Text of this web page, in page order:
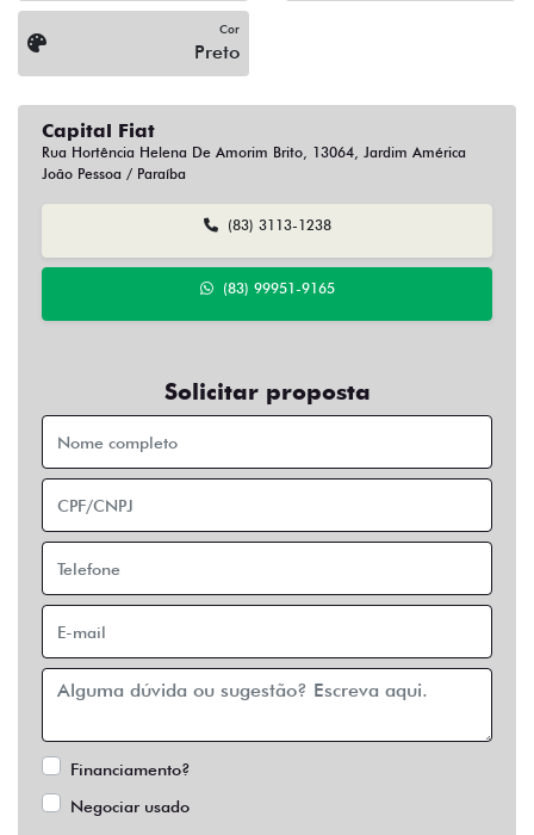
Cor
Preto
Capital Fiat
Rua Hortência Helena De Amorim Brito, 13064, Jardim América
João Pessoa / Paraíba
(83) 3113-1238
(83) 99951-9165
Solicitar proposta
Financiamento?
Negociar usado